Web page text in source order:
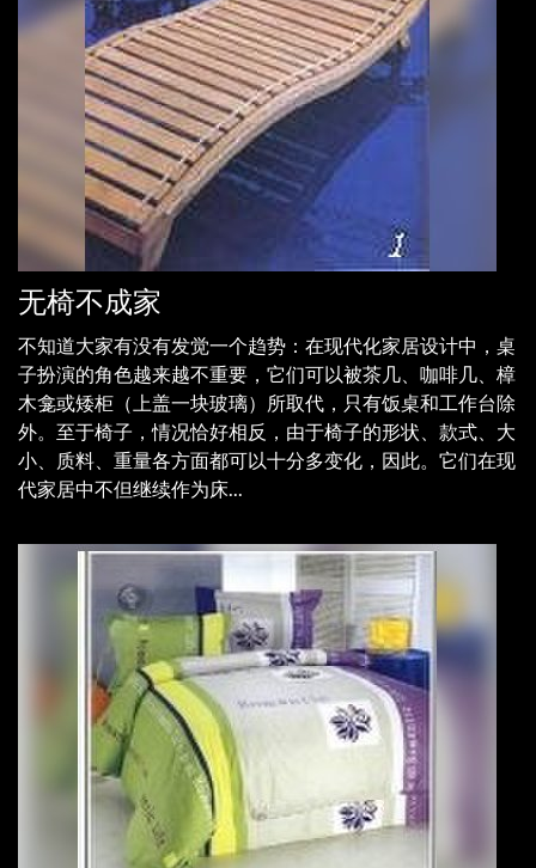
无椅不成家
不知道大家有没有发觉一个趋势：在现代化家居设计中，桌
子扮演的角色越来越不重要，它们可以被茶几、咖啡几、樟
木龛或矮柜（上盖一块玻璃）所取代，只有饭桌和工作台除
外。至于椅子，情况恰好相反，由于椅子的形状、款式、大
小、质料、重量各方面都可以十分多变化，因此。它们在现
代家居中不但继续作为床...